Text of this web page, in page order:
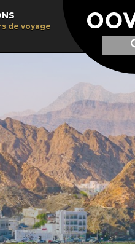
Afficher
recherche
Recherche
de voyage